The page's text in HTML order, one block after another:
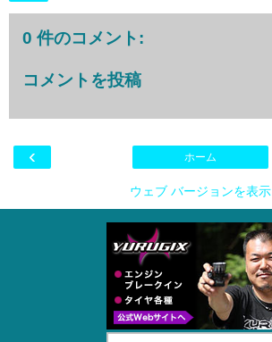
0 件のコメント:
コメントを投稿
‹ ホーム
ウェブ バージョンを表示